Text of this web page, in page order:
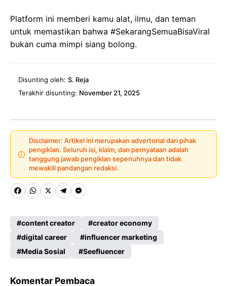
Platform ini memberi kamu alat, ilmu, dan teman
untuk memastikan bahwa #SekarangSemuaBisaViral
bukan cuma mimpi siang bolong.
Disunting oleh: S. Reja
Terakhir disunting: November 21, 2025
ⓘ
Disclaimer: Artikel ini merupakan advertorial dari pihak
pengiklan. Seluruh isi, klaim, dan pernyataan adalah
tanggung jawab pengiklan sepenuhnya dan tidak
mewakili pandangan redaksi.
Fa
b
o
o
k
W
ts
A
p
X
Te
gr
a
m
M
se
n
g
er
content creator
creator economy
digital career
influencer marketing
Media Sosial
Seefluencer
Komentar Pembaca